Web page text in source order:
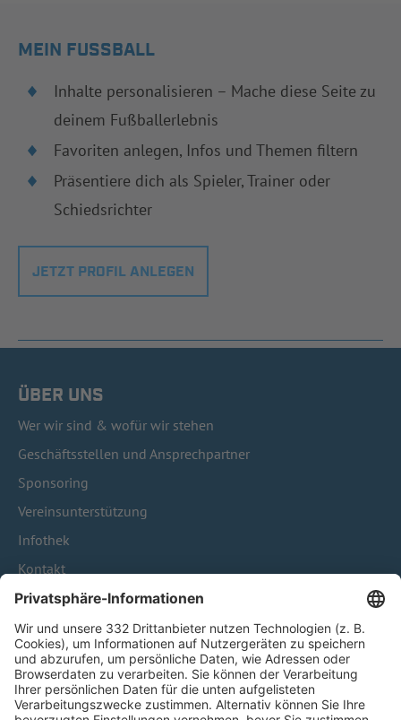
MEIN FUSSBALL
Inhalte personalisieren – Mache diese Seite zu
deinem Fußballerlebnis
Favoriten anlegen, Infos und Themen filtern
Präsentiere dich als Spieler, Trainer oder
Schiedsrichter
JETZT PROFIL ANLEGEN
ÜBER UNS
Wer wir sind & wofür wir stehen
Geschäftsstellen und Ansprechpartner
Sponsoring
Vereinsunterstützung
Infothek
Kontakt
HÄUFIG BESUCHTE SEITEN
Pässe und Vereinswechsel
Trainerausbildung
Schulungsangebot Vereinsmitarbeiter